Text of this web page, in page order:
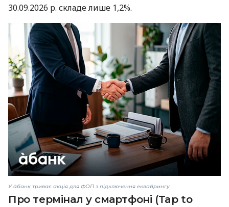
30.09.2026 р. складе лише 1,2%.
У àбанк триває акція для ФОП з підключення еквайрингу
Про термінал у смартфоні (Tap to